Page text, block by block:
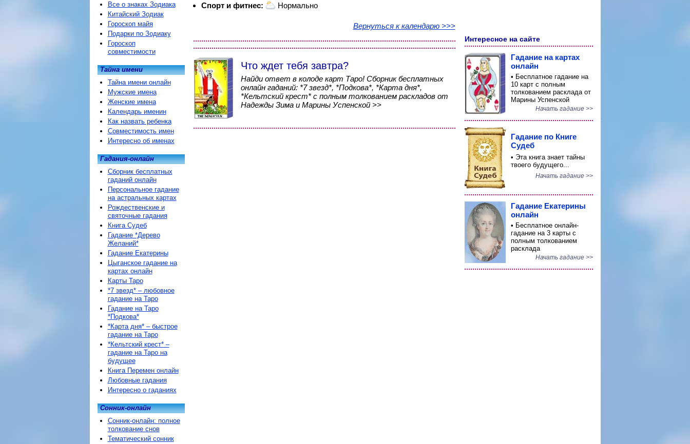
Спорт и фитнес:
Нормально
Вернуться к календарю >>>
Что ждет тебя завтра?
Найди ответ в колоде карт Таро! Сборник бесплатных
онлайн гаданий: *7 звезд*, *Подкова*, *Карта дня*,
*Кельтский крест* с полным толкованием раскладов от
Надежды Зима и Марины Успенской >>
Все о знаках Зодиака
Китайский Зодиак
Гороскоп майя
Подарки по Зодиаку
Гороскоп
совместимости
Тайна имени
Тайна имени онлайн
Мужские имена
Женские имена
Календарь именин
Как назвать ребенка
Совместимость имен
Интересно об именах
Гадания-онлайн
Сборник бесплатных
гаданий онлайн
Персональное гадание
на астральных картах
Рождественские и
святочные гадания
Книга Судеб
Гадание *Дерево
Желаний*
Гадание Екатерины
Цыганское гадание на
картах онлайн
Карты Таро
*7 звезд* – любовное
гадание на Таро
Гадание на Таро
*Подкова*
*Карта дня* – быстрое
гадание на Таро
*Кельтский крест* –
гадание на Таро на
будущее
Книга Перемен онлайн
Любовные гадания
Интересно о гаданиях
Сонник-онлайн
Сонник-онлайн: полное
толкование снов
Тематический сонник
Интересное на сайте
Гадание на картах
онлайн
• Бесплатное гадание на
10 карт с полным
толкованием расклада от
Марины Успенской
Начать гадание >>
Гадание по Книге
Судеб
• Эта книга знает тайны
твоего будущего...
Начать гадание >>
Гадание Екатерины
онлайн
• Бесплатное онлайн-
гадание на 3 карты с
полным толкованием
расклада
Начать гадание >>